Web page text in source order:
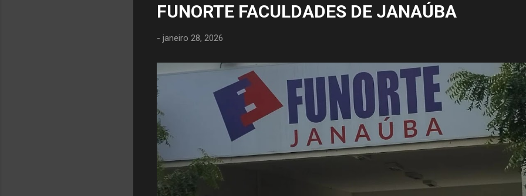
FUNORTE FACULDADES DE JANAÚBA
- janeiro 28, 2026